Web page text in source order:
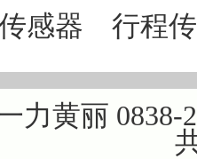
感器 行程
力黄丽